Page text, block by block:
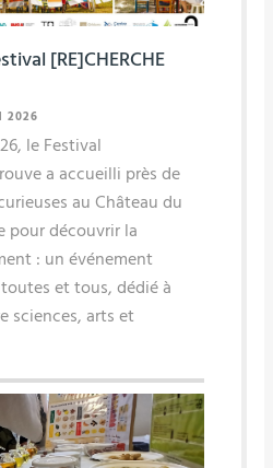
[RE]CHERCHE
2026
le Festival
a accueilli près de
au Château du
pour découvrir la
: un événement
et tous, dédié à
sciences, arts et